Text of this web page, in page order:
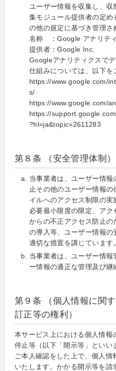
ユーザー情報を収集し、収
集モジュール提供者の定め
の他の規定に基づき管理さ
名称 ：Google アナリテ
提供者：Google Inc.
Googleアナリティクスで
仕組みについては、以下を
https://www.google.com/
s/
https://www.google.com/
https://
?hl=ja&topic=2611283
第８条 （安全管理体制）
当事業者は、ユーザー情
止その他のユーザー情報
イルへのアクセス制限の
必要最小限度の限定、ア
からの不正アクセス防止の
の導入等、ユーザー情報の
適切な措置を講じています。
当事業者は、ユーザー情
ー情報の適正な管理及び継
第９条 （個人情報に関
訂正等の権利）
本サービス上における個人情報
停止等（以下「開示等」といい
ご本人確認をした上で、個人
いたします。かかる開示等を請